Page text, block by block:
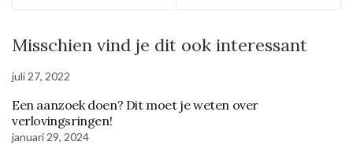
Misschien vind je dit ook interessant
juli 27, 2022
Een aanzoek doen? Dit moet je weten over
verlovingsringen!
januari 29, 2024